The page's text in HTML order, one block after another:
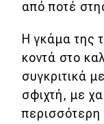
Χρηστικά
Συμβουλές
ΚΤΕΟ
Οδική
από ποτέ
Η γκάμα της
κοντά στο
συγκριτικά
σφιχτή, με
περισσότερη